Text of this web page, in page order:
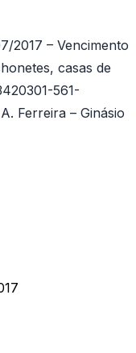
2017 – Vencimento
casas de
561-
Ferreira – Ginásio